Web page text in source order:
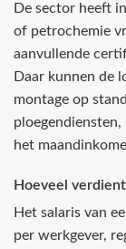
De sector heeft
of petrochemie
aanvullende
Daar kunnen de
montage op
het
Hoeveel
Het salaris van
per werkgever,